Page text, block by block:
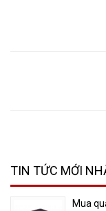
TIN TỨC MỚI
Mua